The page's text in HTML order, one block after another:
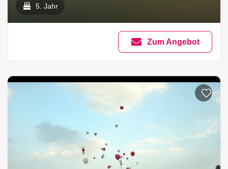
5. Jahr
Zum Angebot
Zur